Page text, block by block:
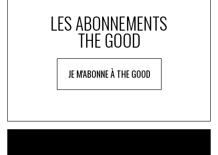
LES ABONNEMENTS
THE GOOD
JE M'ABONNE À THE GOOD